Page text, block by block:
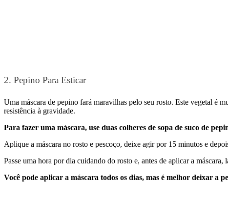
2. Pepino Para Esticar
Uma máscara de pepino fará maravilhas pelo seu rosto. Este vegetal é
resistência à gravidade.
Para fazer uma máscara, use duas colheres de sopa de suco de
Aplique a máscara no rosto e pescoço, deixe agir por 15 minutos e
Passe uma hora por dia cuidando do rosto e, antes de aplicar a
Você pode aplicar a máscara todos os dias, mas é melhor deixar a